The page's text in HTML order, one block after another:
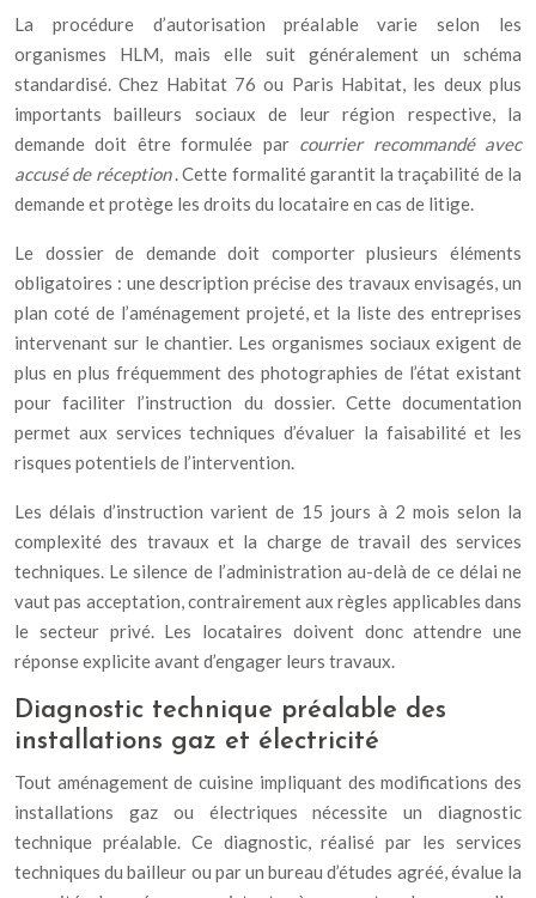
La procédure d’autorisation préalable varie selon les
organismes HLM, mais elle suit généralement un schéma
standardisé. Chez Habitat 76 ou Paris Habitat, les deux plus
importants bailleurs sociaux de leur région respective, la
demande doit être formulée par courrier recommandé avec
accusé de réception. Cette formalité garantit la traçabilité de la
demande et protège les droits du locataire en cas de litige.
Le dossier de demande doit comporter plusieurs éléments
obligatoires : une description précise des travaux envisagés, un
plan coté de l’aménagement projeté, et la liste des entreprises
intervenant sur le chantier. Les organismes sociaux exigent de
plus en plus fréquemment des photographies de l’état existant
pour faciliter l’instruction du dossier. Cette documentation
permet aux services techniques d’évaluer la faisabilité et les
risques potentiels de l’intervention.
Les délais d’instruction varient de 15 jours à 2 mois selon la
complexité des travaux et la charge de travail des services
techniques. Le silence de l’administration au-delà de ce délai ne
vaut pas acceptation, contrairement aux règles applicables dans
le secteur privé. Les locataires doivent donc attendre une
réponse explicite avant d’engager leurs travaux.
Diagnostic technique préalable des
installations gaz et électricité
Tout aménagement de cuisine impliquant des modifications des
installations gaz ou électriques nécessite un diagnostic
technique préalable. Ce diagnostic, réalisé par les services
techniques du bailleur ou par un bureau d’études agréé, évalue la